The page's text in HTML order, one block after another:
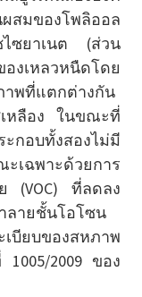
สมของโพลิออล
ซยาเนต (ส่วน
องเหลวหนืดโดย
าพที่แตกต่างกัน
หลือง ในขณะที่
กอบทั้งสองไม่มี
เฉพาะด้วยการ
(VOC) ที่ลดลง
ลายชั้นโอโซน
บียบของสหภาพ
2009 ของ